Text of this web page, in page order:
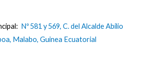
Nº 581 y 569, C. del Alcalde Abilio
Malabo, Guinea Ecuatorial